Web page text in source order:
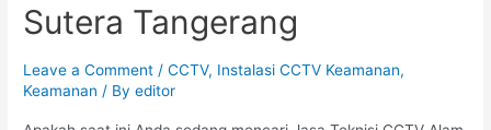
Sutera Tangerang
Leave a Comment /CCTV, Instalasi CCTV Keamanan,
Keamanan / Byeditor